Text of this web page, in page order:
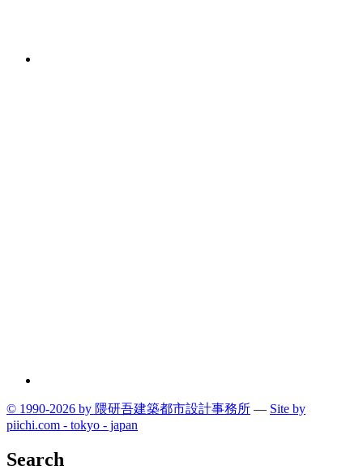
© 1990-2026 by 隈研吾建築都市設計事務所 — Site by
piichi.com - tokyo - japan
Search